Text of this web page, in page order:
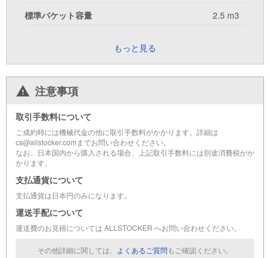
標準バケット容量
2.5 m3
もっと見る
注意事項
取引手数料について
ご成約時には機械代金の他に取引手数料がかかります。詳細は
cs@allstocker.comまでお問い合わせください。
なお、日本国内から購入される場合、上記取引手数料には別途消費税がか
かります。
支払通貨について
支払通貨は日本円のみになります。
運送手配について
運送費のお見積については ALLSTOCKER へお問い合わせください。
その他詳細に関しては、 よくあるご質問もご確認ください。